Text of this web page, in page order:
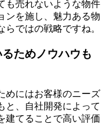
も売れないような物件
ンを施し、魅力ある物
ではの戦略ですね。
ためノウハウも
めにはお客様のニーズ
と、自社開発によって
建てることで高い評価